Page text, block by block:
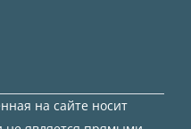
на сайте носит